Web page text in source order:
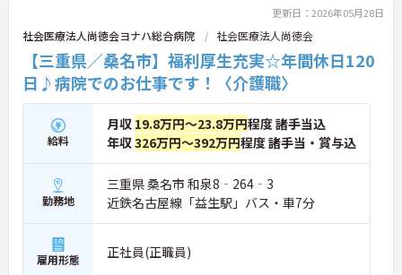
更新日：2026年05月28日
社会医療法人尚徳会ヨナハ総合病院 社会医療法人尚徳会
【三重県／桑名市】福利厚生充実☆年間休日120
日♪病院でのお仕事です！〈介護職〉
給料
月収 19.8万円～23.8万円程度 諸手当込
年収326万円～392万円程度 諸手当・賞与込
勤務地
三重県 桑名市 和泉8‐264‐3
近鉄名古屋線「益生駅」バス・車7分
雇用形態 正社員(正職員)